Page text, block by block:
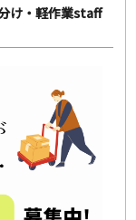
け・軽作業staff